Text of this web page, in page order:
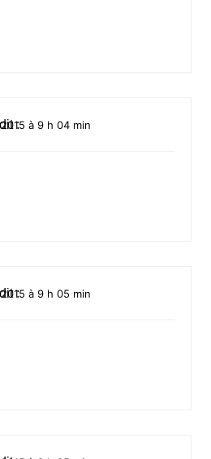
dit : à 9 h 04 min
dit : à 9 h 05 min